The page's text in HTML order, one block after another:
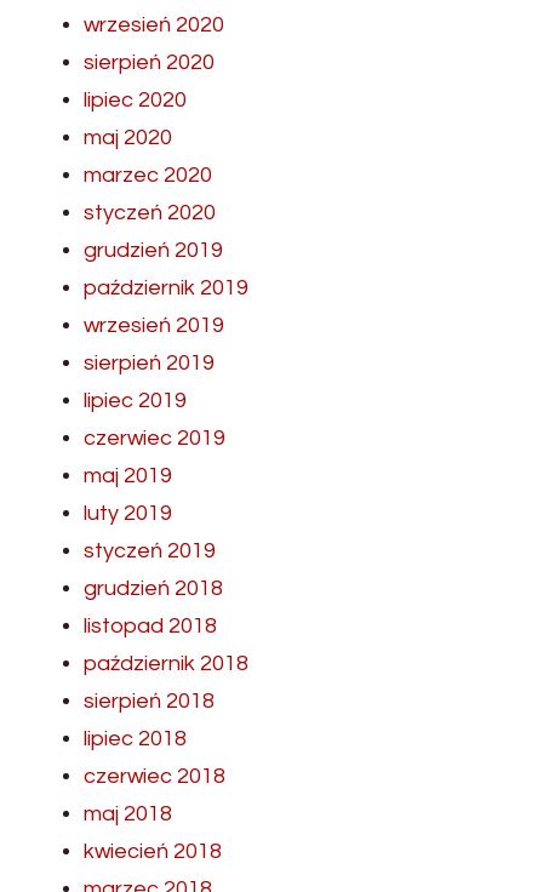
wrzesień 2020
sierpień 2020
lipiec 2020
maj 2020
marzec 2020
styczeń 2020
grudzień 2019
październik 2019
wrzesień 2019
sierpień 2019
lipiec 2019
czerwiec 2019
maj 2019
luty 2019
styczeń 2019
grudzień 2018
listopad 2018
październik 2018
sierpień 2018
lipiec 2018
czerwiec 2018
maj 2018
kwiecień 2018